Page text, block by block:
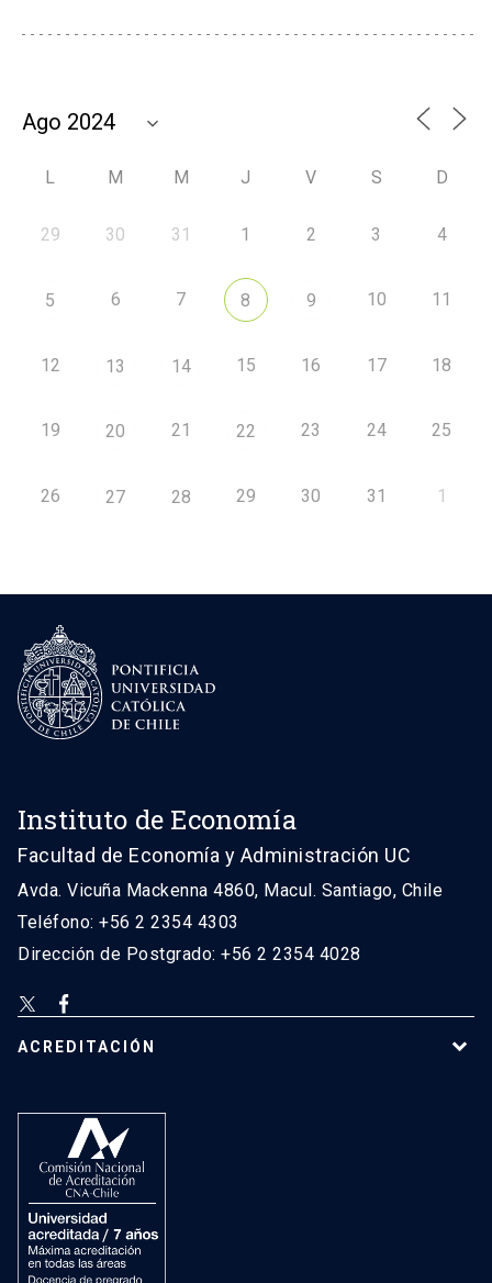
L M M J V S D
29 30 31 1 2 3 4
5 6 7 8 9 10 11
12 13 14 15 16 17 18
19 20 21 22 23 24 25
26 27 28 29 30 31 1
Instituto de Economía
Facultad de Economía y Administración UC
Avda. Vicuña Mackenna 4860, Macul. Santiago, Chile
Teléfono: +56 2 2354 4303
Dirección de Postgrado: +56 2 2354 4028
ACREDITACIÓN